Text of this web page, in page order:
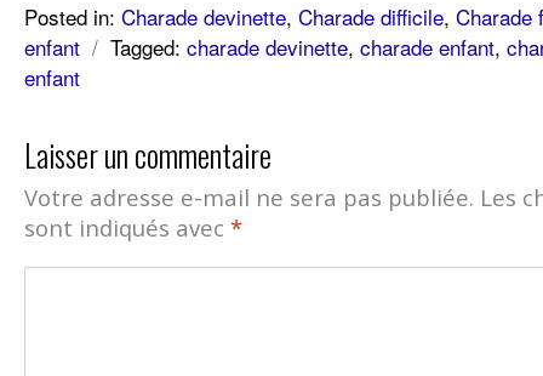
Posted in: Charade devinette, Charade difficile, Charade
enfant / Tagged: charade devinette, charade enfant,
enfant
Laisser un commentaire
Votre adresse e-mail ne sera pas publiée. Les
sont indiqués avec *